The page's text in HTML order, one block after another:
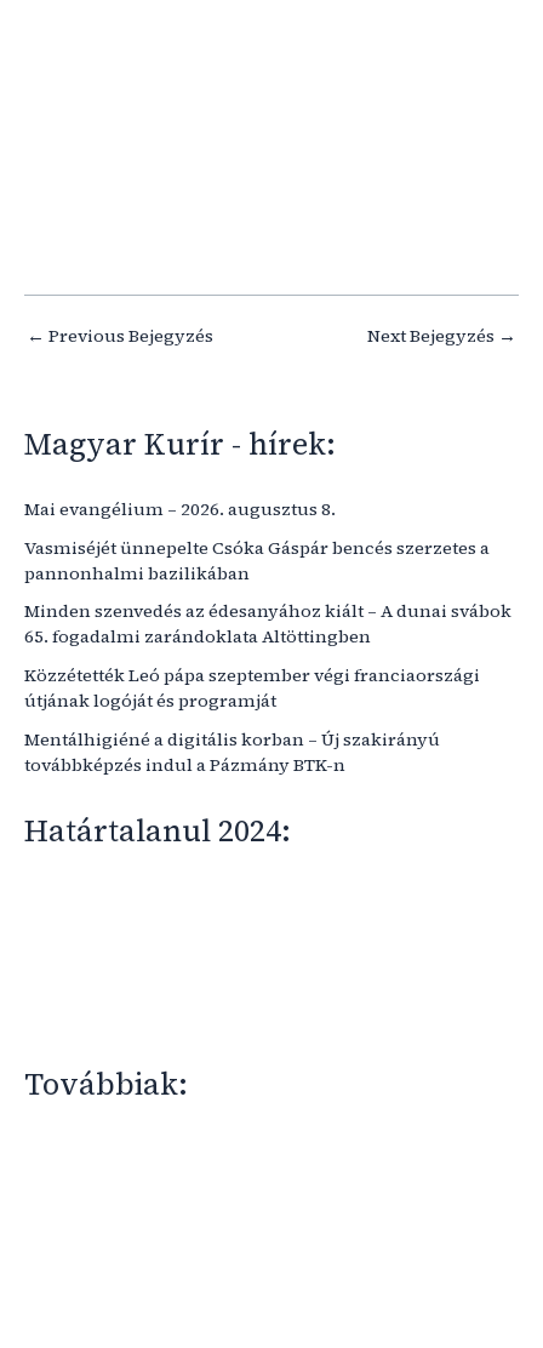
← Previous Bejegyzés Next Bejegyzés →
Magyar Kurír - hírek:
Mai evangélium – 2026. augusztus 8.
Vasmiséjét ünnepelte Csóka Gáspár bencés szerzetes a
pannonhalmi bazilikában
Minden szenvedés az édesanyához kiált – A dunai svábok
65. fogadalmi zarándoklata Altöttingben
Közzétették Leó pápa szeptember végi franciaországi
útjának logóját és programját
Mentálhigiéné a digitális korban – Új szakirányú
továbbképzés indul a Pázmány BTK-n
Határtalanul 2024:
Továbbiak: